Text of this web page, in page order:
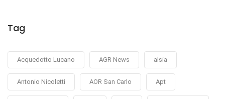
Tag
Acquedotto Lucano AGR News alsia
Antonio Nicoletti AOR San Carlo Apt